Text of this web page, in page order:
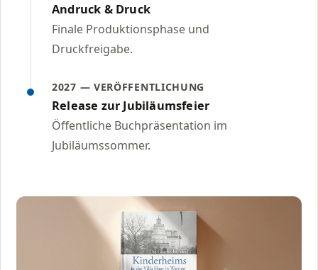
Andruck & Druck
Finale Produktionsphase und
Druckfreigabe.
2027 — VERÖFFENTLICHUNG
Release zur Jubiläumsfeier
Öffentliche Buchpräsentation im
Jubiläumssommer.